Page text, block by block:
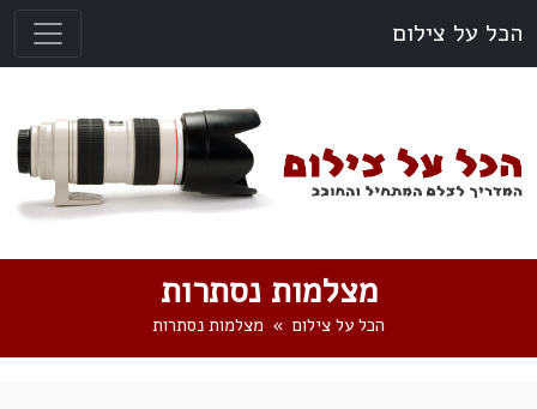
הכל על צילום
מצלמות נסתרות
הכל על צילום מצלמות נסתרות